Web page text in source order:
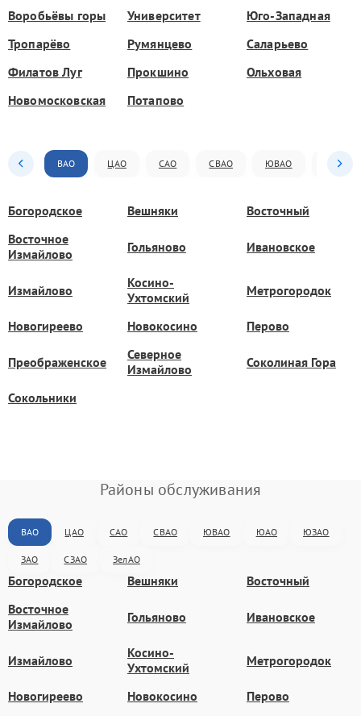
Воробьёвы горы Университет
Юго-Западная
Тропарёво
Румянцево
Саларьево
Филатов Луг
Прокшино
Ольховая
Новомосковская
Потапово
ВАО ЦАО САО СВАО ЮВАО ЮАО
Богородское Вешняки
Восточный
Восточное
Измайлово
Гольяново Ивановское
Измайлово
Косино-
Ухтомский
Метрогородок
Новогиреево Новокосино Перово
Преображенское
Северное
Измайлово
Соколиная Гора
Сокольники
Районы обслуживания
ВАО ЦАО САО СВАО ЮВАО ЮАО ЮЗАО
ЗАО СЗАО ЗелАО
Богородское Вешняки
Восточный
Восточное
Измайлово
Гольяново Ивановское
Измайлово
Косино-
Ухтомский
Метрогородок
Новогиреево Новокосино Перово